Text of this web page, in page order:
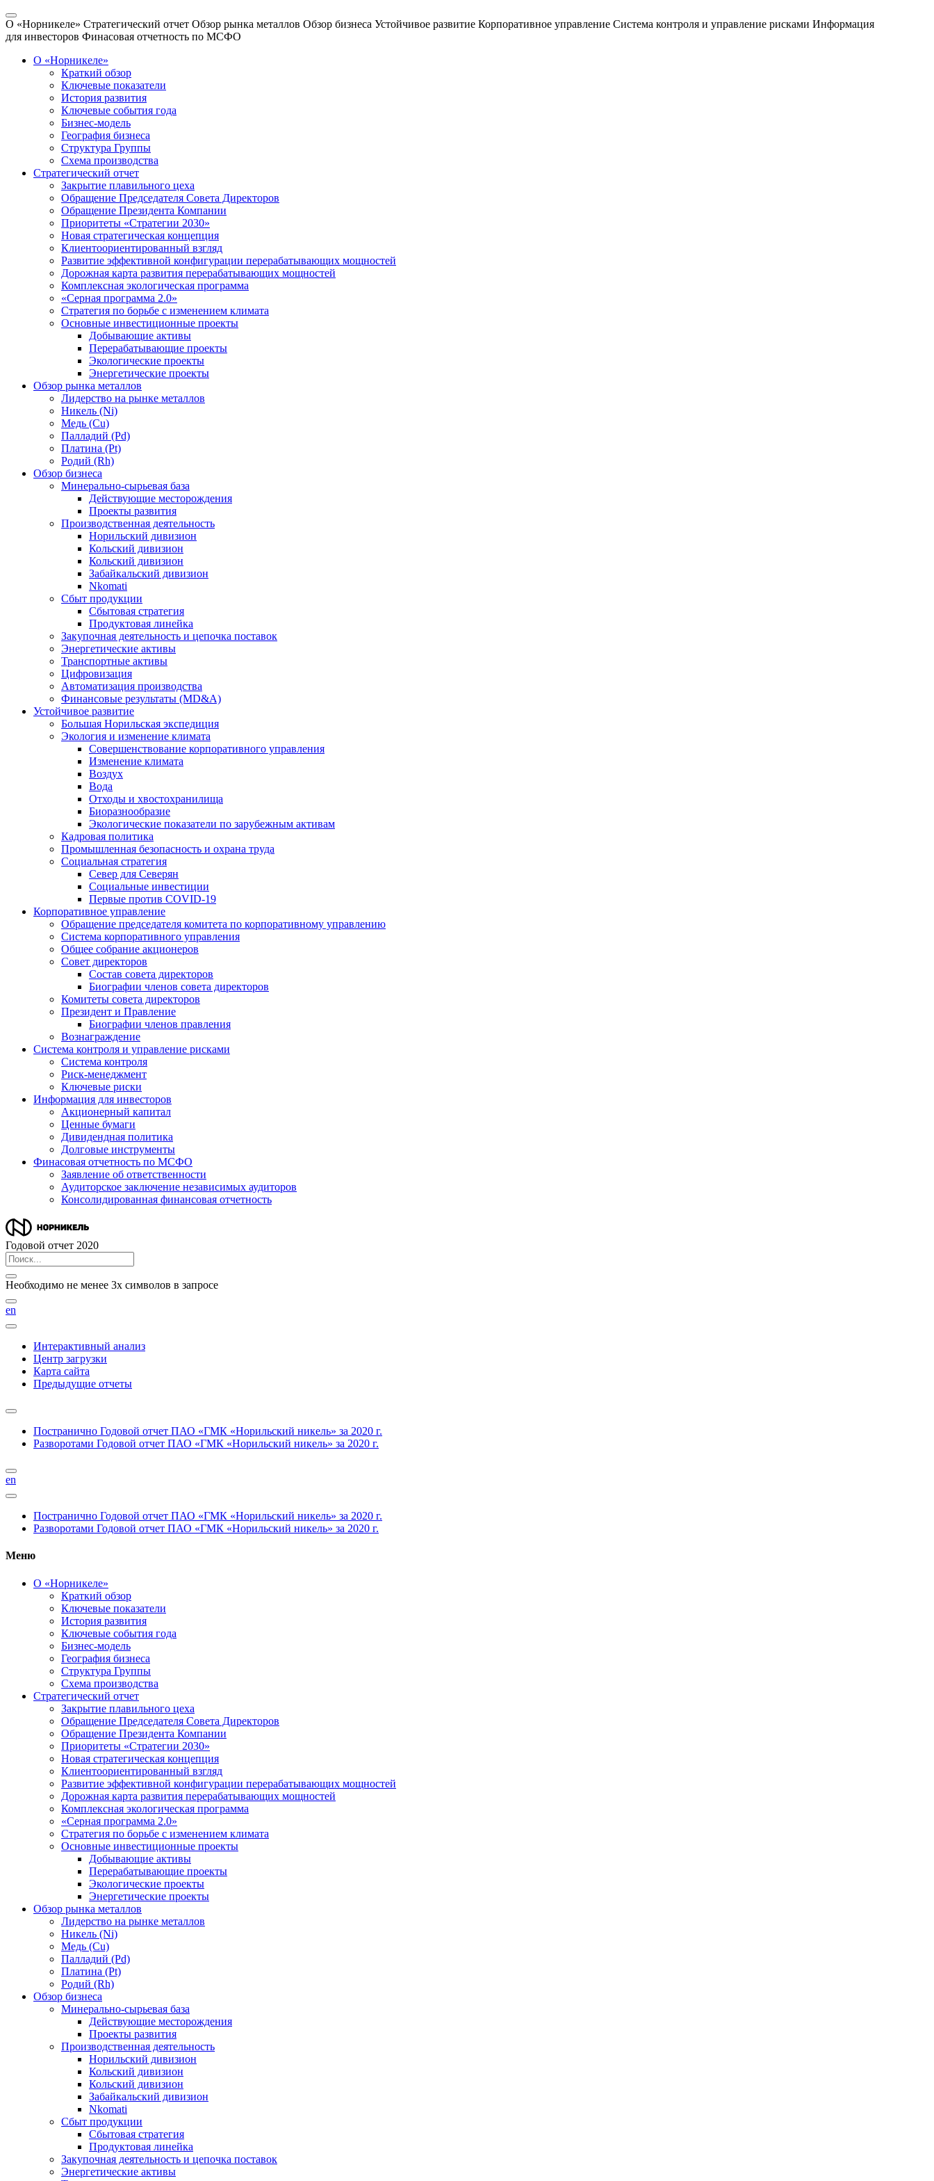
О «Норникеле» Стратегический отчет Обзор рынка металлов Обзор бизнеса Устойчивое развитие Корпоративное управление Система контроля и управление рисками Информация
для инвесторов Финасовая отчетность по МСФО
О «Норникеле»
Краткий обзор
Ключевые показатели
История развития
Ключевые события года
Бизнес-модель
География бизнеса
Структура Группы
Схема производства
Стратегический отчет
Закрытие плавильного цеха
Обращение Председателя Совета Директоров
Обращение Президента Компании
Приоритеты «Стратегии 2030»
Новая стратегическая концепция
Клиентоориентированный взгляд
Развитие эффективной конфигурации перерабатывающих мощностей
Дорожная карта развития перерабатывающих мощностей
Комплексная экологическая программа
«Серная программа 2.0»
Стратегия по борьбе с изменением климата
Основные инвестиционные проекты
Добывающие активы
Перерабатывающие проекты
Экологические проекты
Энергетические проекты
Обзор рынка металлов
Лидерство на рынке металлов
Никель (Ni)
Медь (Cu)
Палладий (Pd)
Платина (Pt)
Родий (Rh)
Обзор бизнеса
Минерально-сырьевая база
Действующие месторождения
Проекты развития
Производственная деятельность
Норильский дивизион
Кольский дивизион
Кольский дивизион
Забайкальский дивизион
Nkomati
Сбыт продукции
Сбытовая стратегия
Продуктовая линейка
Закупочная деятельность и цепочка поставок
Энергетические активы
Транспортные активы
Цифровизация
Автоматизация производства
Финансовые результаты (MD&A)
Устойчивое развитие
Большая Норильская экспедиция
Экология и изменение климата
Совершенствование корпоративного управления
Изменение климата
Воздух
Вода
Отходы и хвостохранилища
Биоразнообразие
Экологические показатели по зарубежным активам
Кадровая политика
Промышленная безопасность и охрана труда
Социальная стратегия
Север для Северян
Социальные инвестиции
Первые против COVID‑19
Корпоративное управление
Обращение председателя комитета по корпоративному управлению
Система корпоративного управления
Общее собрание акционеров
Совет директоров
Состав совета директоров
Биографии членов совета директоров
Комитеты совета директоров
Президент и Правление
Биографии членов правления
Вознаграждение
Система контроля и управление рисками
Система контроля
Риск-менеджмент
Ключевые риски
Информация для инвесторов
Акционерный капитал
Ценные бумаги
Дивидендная политика
Долговые инструменты
Финасовая отчетность по МСФО
Заявление об ответственности
Аудиторское заключение независимых аудиторов
Консолидированная финансовая отчетность
Годовой отчет 2020
Необходимо не менее 3х символов в запросе
en
Интерактивный анализ
Центр загрузки
Карта сайта
Предыдущие отчеты
Постранично Годовой отчет ПАО «ГМК «Норильский никель» за 2020 г.
Разворотами Годовой отчет ПАО «ГМК «Норильский никель» за 2020 г.
en
Постранично Годовой отчет ПАО «ГМК «Норильский никель» за 2020 г.
Разворотами Годовой отчет ПАО «ГМК «Норильский никель» за 2020 г.
Меню
О «Норникеле»
Краткий обзор
Ключевые показатели
История развития
Ключевые события года
Бизнес-модель
География бизнеса
Структура Группы
Схема производства
Стратегический отчет
Закрытие плавильного цеха
Обращение Председателя Совета Директоров
Обращение Президента Компании
Приоритеты «Стратегии 2030»
Новая стратегическая концепция
Клиентоориентированный взгляд
Развитие эффективной конфигурации перерабатывающих мощностей
Дорожная карта развития перерабатывающих мощностей
Комплексная экологическая программа
«Серная программа 2.0»
Стратегия по борьбе с изменением климата
Основные инвестиционные проекты
Добывающие активы
Перерабатывающие проекты
Экологические проекты
Энергетические проекты
Обзор рынка металлов
Лидерство на рынке металлов
Никель (Ni)
Медь (Cu)
Палладий (Pd)
Платина (Pt)
Родий (Rh)
Обзор бизнеса
Минерально-сырьевая база
Действующие месторождения
Проекты развития
Производственная деятельность
Норильский дивизион
Кольский дивизион
Кольский дивизион
Забайкальский дивизион
Nkomati
Сбыт продукции
Сбытовая стратегия
Продуктовая линейка
Закупочная деятельность и цепочка поставок
Энергетические активы